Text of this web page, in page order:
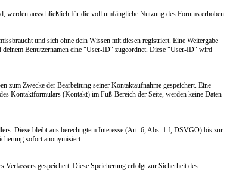
werden ausschließlich für die voll umfängliche Nutzung des Forums erhoben
und sich ohne dein Wissen mit diesen registriert. Eine Weitergabe
Benutzernamen eine "User-ID" zugeordnet. Diese "User-ID" wird
Zwecke der Bearbeitung seiner Kontaktaufnahme gespeichert. Eine
Kontaktformulars (Kontakt) im Fuß-Bereich der Seite, werden keine Daten
Diese bleibt aus berechtigtem Interesse (Art. 6, Abs. 1 f, DSVGO) bis zur
sofort anonymisiert.
gespeichert. Diese Speicherung erfolgt zur Sicherheit des